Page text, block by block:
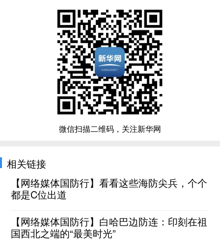
微信扫描二维码，关注新华网
相关链接
【网络媒体国防行】看看这些海防尖兵，个个
都是C位出道
【网络媒体国防行】白哈巴边防连：印刻在祖
国西北之端的“最美时光”